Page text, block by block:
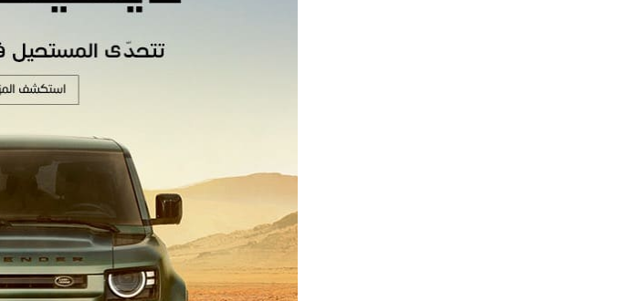
récemment suspendu l'accord en
à Port-Soudan.
que ces informations de presse
aucune notification de Khartoum en